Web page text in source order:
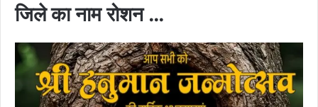
जिले का नाम रोशन …